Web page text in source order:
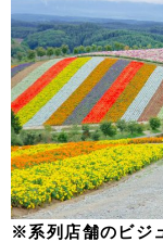
※系列店舗のビジ